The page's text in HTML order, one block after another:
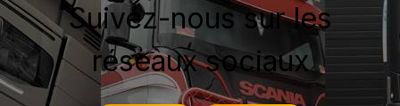
Suivez-nous sur les
réseaux sociaux